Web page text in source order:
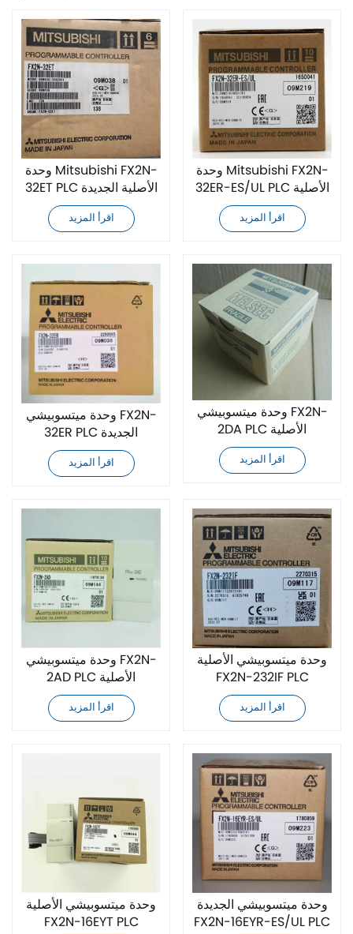
وحدة Mitsubishi FX2N-
32ET PLC الأصلية الجديدة
اقرأ المزيد
وحدة Mitsubishi FX2N-
32ER-ES/UL PLC الأصلية
اقرأ المزيد
وحدة ميتسوبيشي FX2N-
32ER PLC الجديدة
اقرأ المزيد
وحدة ميتسوبيشي FX2N-
2DA PLC الأصلية
اقرأ المزيد
وحدة ميتسوبيشي FX2N-
2AD PLC الأصلية
اقرأ المزيد
وحدة ميتسوبيشي الأصلية
FX2N-232IF PLC
اقرأ المزيد
وحدة ميتسوبيشي الأصلية
FX2N-16EYT PLC
وحدة ميتسوبيشي الجديدة
FX2N-16EYR-ES/UL PLC